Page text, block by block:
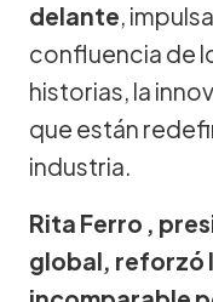
delante,
confluencia de
historias, la
que están
industria.
Rita Ferro ,
global, reforzó